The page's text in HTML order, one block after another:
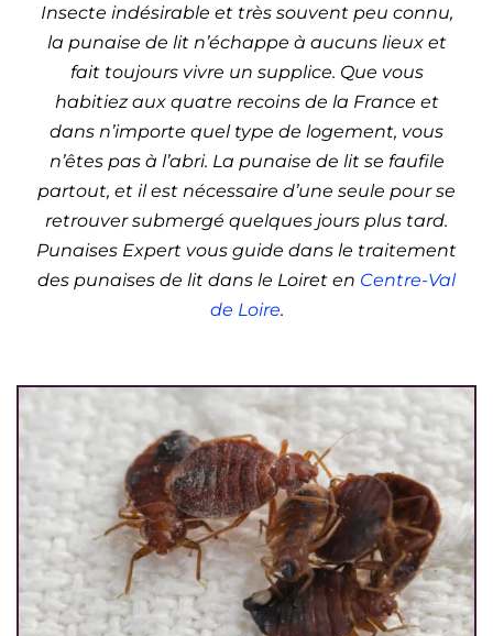
Insecte indésirable et très souvent peu connu,
la punaise de lit n’échappe à aucuns lieux et
fait toujours vivre un supplice. Que vous
habitiez aux quatre recoins de la France et
dans n’importe quel type de logement, vous
n’êtes pas à l’abri. La punaise de lit se faufile
partout, et il est nécessaire d’une seule pour se
retrouver submergé quelques jours plus tard.
Punaises Expert vous guide dans le traitement
des punaises de lit dans le Loiret en Centre-Val
de Loire.